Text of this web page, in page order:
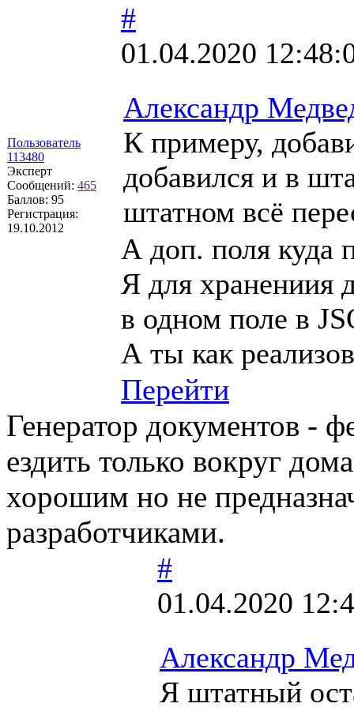
Пользователь
113480
Эксперт
Сообщений: 465
Баллов: 95
Регистрация:
19.10.2012
#
01.04.2020
Александр
К примеру,
добавился и в
штатном всё
А доп. поля куда
Я для хранениия
в одном поле в
А ты как
Перейти
Генератор документов -
ездить только вокруг
хорошим но не
разработчиками.
#
01.04.2020
Александр
Я штатный